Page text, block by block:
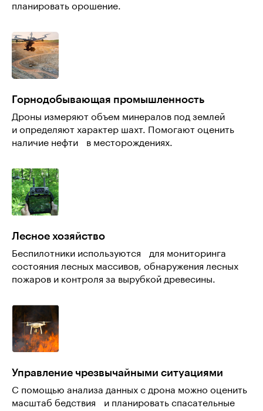
планировать орошение.
Горнодобывающая промышленность
Дроны измеряют объем минералов под землей
и определяют характер шахт. Помогают оценить
наличие нефти в месторождениях.
Лесное хозяйство
Беспилотники используются для мониторинга
состояния лесных массивов, обнаружения лесных
пожаров и контроля за вырубкой древесины.
Управление чрезвычайными ситуациями
С помощью анализа данных с дрона можно оценить
масштаб бедствия и планировать спасательные